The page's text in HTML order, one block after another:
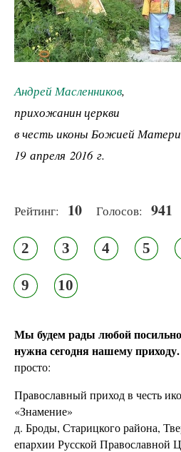
Андрей Масленников,
прихожанин церкви
в честь иконы Божией Матери
19 апреля 2016 г.
Рейтинг: 10 Голосов: 941
2 3 4 5
9 10
Мы будем рады любой
нужна сегодня нашему приходу.
просто:
Православный приход в честь
«Знамение»
д. Броды, Старицкого района,
епархии Русской Православной